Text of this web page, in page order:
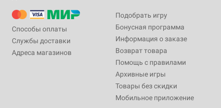
Способы оплаты
Службы доставки
Адреса магазинов
Подобрать игру
Бонусная программа
Информация о заказе
Возврат товара
Помощь с правилами
Архивные игры
Товары без скидки
Мобильное приложение